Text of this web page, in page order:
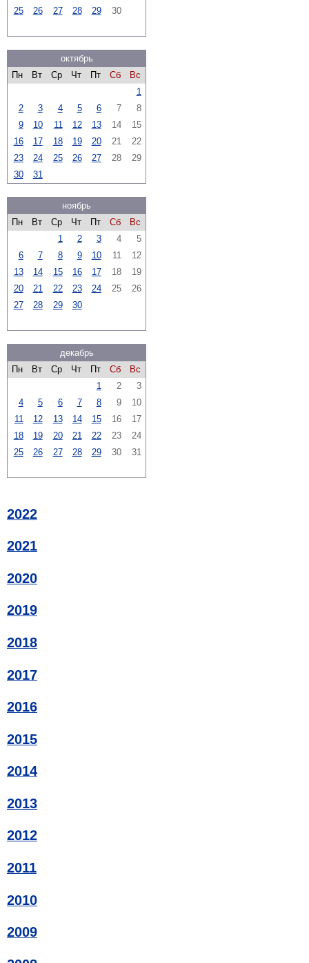
25
26 27 28 29 30
октябрь
Пн
Вт Ср Чт Пт Сб
Вс
1
2
3 4 5 6 7
8
9
10 11 12 13 14
15
16
17 18 19 20 21
22
23
24 25 26 27 28
29
30
31
ноябрь
Пн
Вт Ср Чт Пт Сб
Вс
1
2 3 4
5
6
7 8 9 10 11
12
13
14 15 16 17 18
19
20
21 22 23 24 25
26
27
28 29 30
декабрь
Пн
Вт Ср Чт Пт Сб
Вс
1
2
3
4
5 6 7 8 9
10
11
12 13 14 15 16
17
18
19 20 21 22 23
24
25
26 27 28 29 30 31
2022
2021
2020
2019
2018
2017
2016
2015
2014
2013
2012
2011
2010
2009